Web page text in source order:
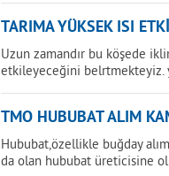
TARIMA YÜKSEK ISI
Uzun zamandır bu köşede
etkileyeceğini belrtmekteyiz.
TMO HUBUBAT ALIM
Hububat,özellikle buğday
da olan hububat üreticisine